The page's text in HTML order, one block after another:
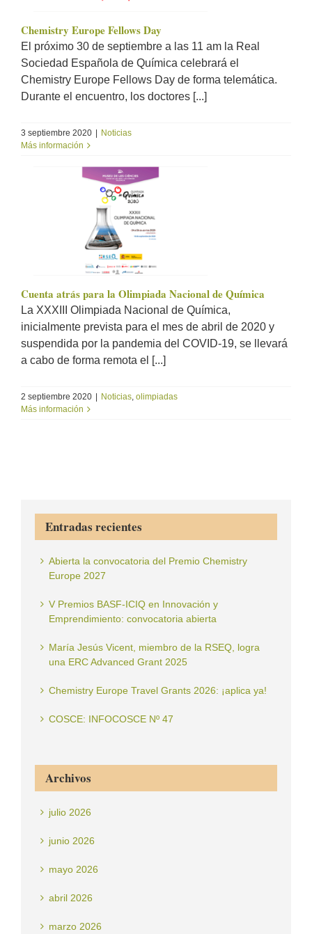
Chemistry Europe Fellows Day
El próximo 30 de septiembre a las 11 am la Real
Sociedad Española de Química celebrará el
Chemistry Europe Fellows Day de forma telemática.
Durante el encuentro, los doctores [...]
3 septiembre 2020 | Noticias
Más información
Cuenta atrás para la Olimpiada Nacional de Química
La XXXIII Olimpiada Nacional de Química,
inicialmente prevista para el mes de abril de 2020 y
suspendida por la pandemia del COVID-19, se llevará
a cabo de forma remota el [...]
2 septiembre 2020 Noticias, olimpiadas
Más información
Entradas recientes
Abierta la convocatoria del Premio Chemistry
Europe 2027
V Premios BASF-ICIQ en Innovación y
Emprendimiento: convocatoria abierta
María Jesús Vicent, miembro de la RSEQ, logra
una ERC Advanced Grant 2025
Chemistry Europe Travel Grants 2026: ¡aplica ya!
COSCE: INFOCOSCE Nº 47
Archivos
julio 2026
junio 2026
mayo 2026
abril 2026
marzo 2026